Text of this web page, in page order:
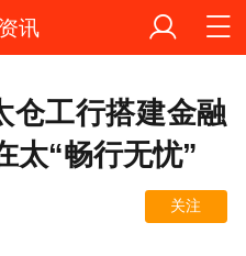
讯
仓工行搭建金融
太“畅行无忧”
关注